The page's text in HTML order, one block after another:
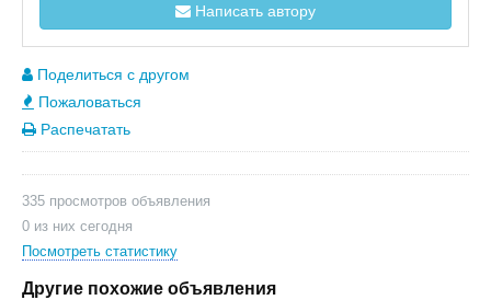
Написать автору
Поделиться с другом
Пожаловаться
Распечатать
335 просмотров объявления
0 из них сегодня
Посмотреть статистику
Другие похожие объявления